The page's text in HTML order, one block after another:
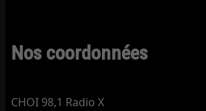
Nos coordonnées
CHOI 98,1 Radio X